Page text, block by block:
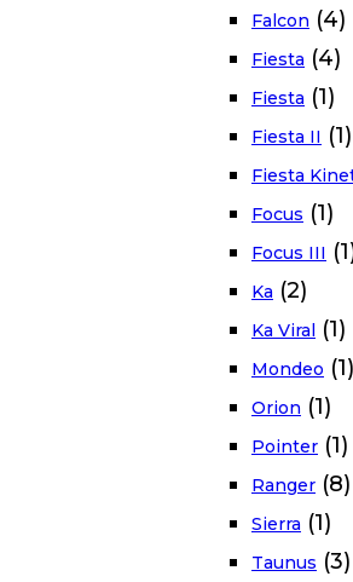
Falcon (4)
Fiesta (4)
Fiesta (1)
Fiesta II (1)
Fiesta
Focus (1)
Focus III
Ka (2)
Ka Viral (1)
Mondeo (1)
Orion (1)
Pointer (1)
Ranger (8)
Sierra (1)
Taunus (3)